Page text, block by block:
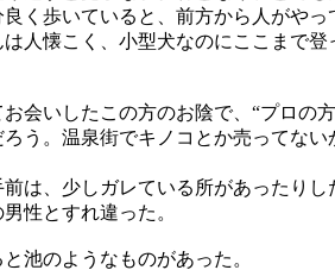
く歩いていると、前方から人がや
は人懐こく、小型犬なのにここまで
お会いしたこの方のお陰で、“プロの
う。温泉街でキノコとか売ってな
は、少しガレている所があったり
性とすれ違った。
池のようなものがあった。